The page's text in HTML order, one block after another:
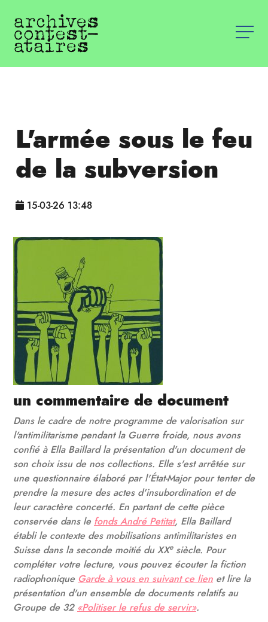
L'armée sous le feu
de la subversion
15-03-26 13:48
un commentaire de document
Dans le cadre de notre programme de valorisation sur
l'antimilitarisme pendant la Guerre froide, nous avons
confié à Ella Baillard la présentation d'un document de
son choix issu de nos collections. Elle s'est arrêtée sur
une questionnaire élaboré par l'État-Major pour tenter de
prendre la mesure des actes d'insubordination et de
leur caractère concerté. En partant de cette pièce
conservée dans le fonds André Petitat, Ella Baillard
établi le contexte des mobilisations antimilitaristes en
Suisse dans la seconde moitié du XXesiècle. Pour
compléter votre lecture, vous pouvez écouter la fiction
radiophonique Garde à vous en suivant ce lien et lire la
présentation d'un ensemble de documents relatifs au
Groupe de 32 «Politiser le refus de servir».